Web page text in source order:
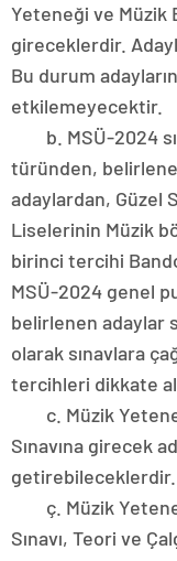
Yeteneği ve Müzik
gireceklerdir.
Bu durum
etkilemeyecektir.
b. MSÜ-2024
türünden,
adaylardan, Güzel
Liselerinin Müzik
birinci tercihi
MSÜ-2024 genel
belirlenen adaylar
olarak sınavlara
tercihleri dikkate
c. Müzik
Sınavına girecek
ç. Müzik
Sınavı, Teori ve